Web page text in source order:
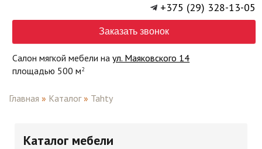
+375 (29) 328-13-05
Заказать звонок
Салон мягкой мебели наул. Маяковского 14
площадью 500 м2
Главная » Каталог » Tahty
Каталог мебели